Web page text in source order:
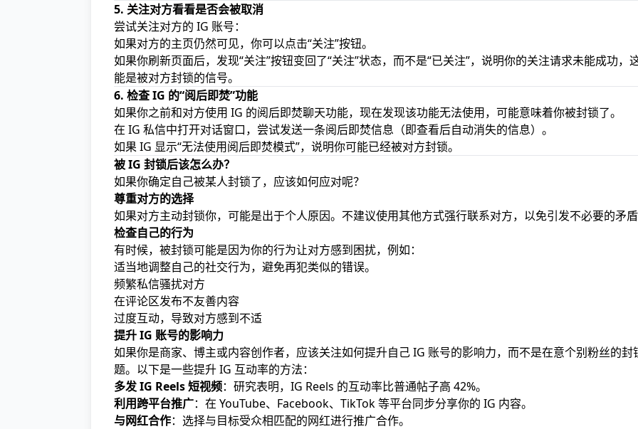
5. 关注对方看看是否会被取消
尝试关注对方的 IG 账号：
如果对方的主页仍然可见，你可以点击“关注”按钮。
如果你刷新页面后，发现“关注”按钮变回了“关注”状态，而不是“已关注”，说明你的关注请求未能成功，
能是被对方封锁的信号。
6. 检查 IG 的“阅后即焚”功能
如果你之前和对方使用 IG 的阅后即焚聊天功能，现在发现该功能无法使用，可能意味着你被封锁了。
在 IG 私信中打开对话窗口，尝试发送一条阅后即焚信息（即查看后自动消失的信息）。
如果 IG 显示“无法使用阅后即焚模式”，说明你可能已经被对方封锁。
被 IG 封锁后该怎么办？
如果你确定自己被某人封锁了，应该如何应对呢？
尊重对方的选择
如果对方主动封锁你，可能是出于个人原因。不建议使用其他方式强行联系对方，以免引发不必要的矛
检查自己的行为
有时候，被封锁可能是因为你的行为让对方感到困扰，例如：
适当地调整自己的社交行为，避免再犯类似的错误。
频繁私信骚扰对方
在评论区发布不友善内容
过度互动，导致对方感到不适
提升 IG 账号的影响力
如果你是商家、博主或内容创作者，应该关注如何提升自己 IG 账号的影响力，而不是在意个别粉丝的封
题。以下是一些提升 IG 互动率的方法：
多发 IG Reels 短视频：研究表明，IG Reels 的互动率比普通帖子高 42%。
利用跨平台推广：在 YouTube、Facebook、TikTok 等平台同步分享你的 IG 内容。
与网红合作：选择与目标受众相匹配的网红进行推广合作。